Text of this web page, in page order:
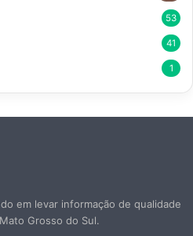
53
41
1
em levar informação de qualidade
Grosso do Sul.